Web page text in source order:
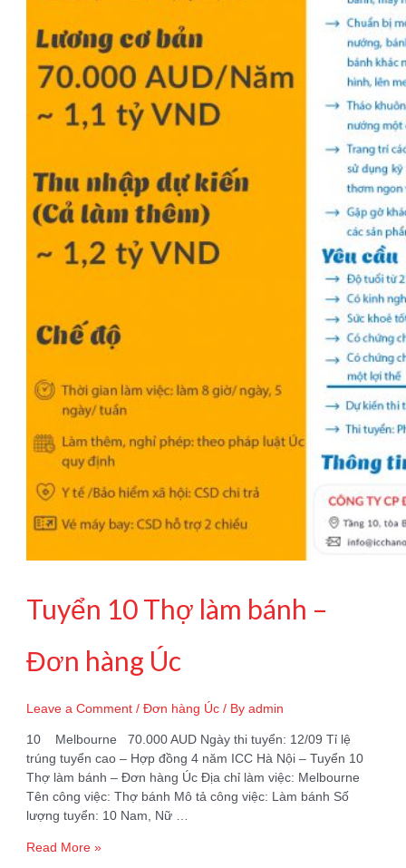
Tuyển 10 Thợ làm bánh –
Đơn hàng Úc
Leave a Comment /Đơn hàng Úc / Byadmin
10 Melbourne 70.000 AUD Ngày thi tuyển: 12/09 Tỉ lệ
trúng tuyển cao – Hợp đồng 4 năm ICC Hà Nội – Tuyển 10
Thợ làm bánh – Đơn hàng Úc Địa chỉ làm việc: Melbourne
Tên công việc: Thợ bánh Mô tả công việc: Làm bánh Số
lượng tuyển: 10 Nam, Nữ …
Tuyển
Read More »